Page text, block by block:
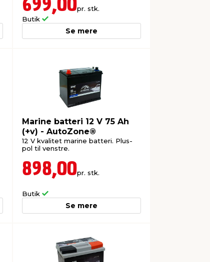
699,00pr. stk.
Butik
Se mere
Marine batteri 12 V 75 Ah
(+v) - AutoZone®
12 V kvalitet marine batteri. Plus-
pol til venstre.
898,00pr. stk.
Butik
Se mere